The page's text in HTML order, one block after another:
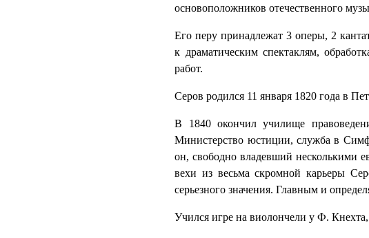
основоположников отечественного
Его перу принадлежат 3 оперы, 2
к драматическим спектаклям,
работ.
Серов родился 11 января 1820 года в
В 1840 окончил училище
Министерство юстиции, служба в
он, свободно владевший несколькими
вехи из весьма скромной карьеры
серьезного значения. Главным и
Учился игре на виолончели у Ф.